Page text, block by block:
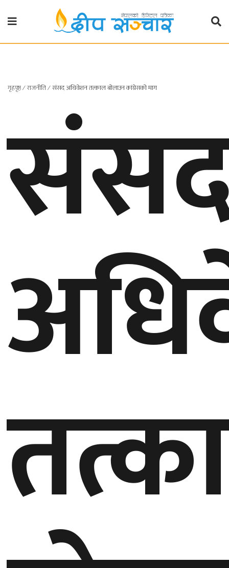
गृहपृष्ठ
प्रदेश
१
प्रदेश
२
बाग्मती
५
कर्णाली
प्रदेश
सुदूरपश्चिम
प्रदेश
मनाेरञ्जन
खेलकुद
घुमफिर
गृहपृष्ठ∕राजनीति∕संसद अधिवेशन तत्काल बोलाउन कांग्रेसको माग